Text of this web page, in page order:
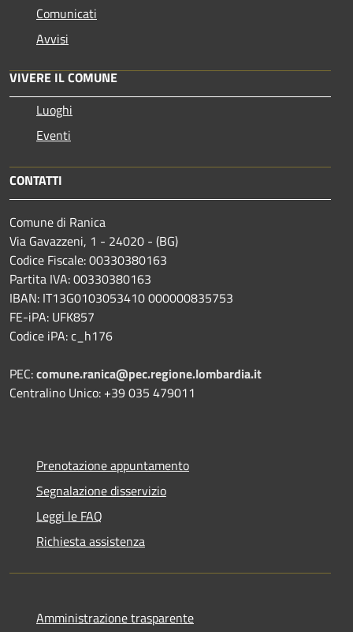
Comunicati
Avvisi
VIVERE IL COMUNE
Luoghi
Eventi
CONTATTI
Comune di Ranica
Via Gavazzeni, 1 - 24020 - (BG)
Codice Fiscale: 00330380163
Partita IVA: 00330380163
IBAN: IT13G0103053410 000000835753
FE-iPA: UFK857
Codice iPA: c_h176
PEC:comune.ranica@pec.regione.lombardia.it
Centralino Unico: +39 035 479011
Prenotazione appuntamento
Segnalazione disservizio
Leggi le FAQ
Richiesta assistenza
Amministrazione trasparente